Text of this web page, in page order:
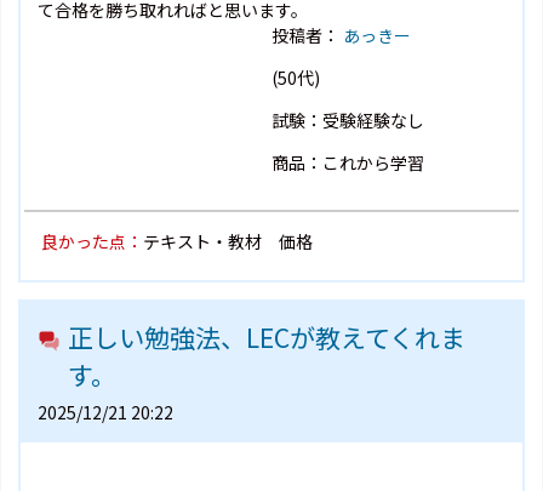
て合格を勝ち取れればと思います。
投稿者： あっきー
(50代)
試験：受験経験なし
商品：これから学習
良かった点： テキスト・教材 価格
正しい勉強法、LECが教えてくれま
す。
2025/12/21 20:22